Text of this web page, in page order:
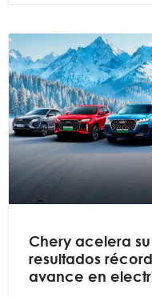
Chery acelera
resultados
avance en